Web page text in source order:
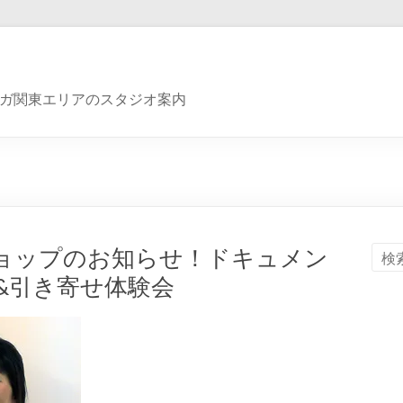
関東エリアのスタジオ案内
ップのお知らせ！ドキュメン
引き寄せ体験会